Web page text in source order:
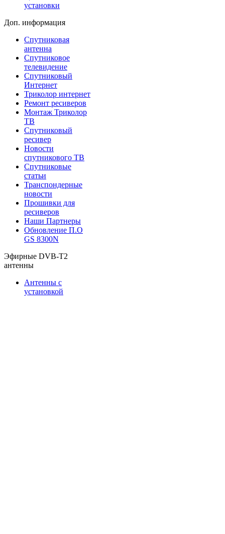
установки
Доп. информация
Спутниковая
антенна
Спутниковое
телевидение
Спутниковый
Интернет
Триколор интернет
Ремонт ресиверов
Монтаж Триколор
ТВ
Спутниковый
ресивер
Новости
спутникового ТВ
Спутниковые
статьи
Транспондерные
новости
Прошивки для
ресиверов
Наши Партнеры
Обновление П.О
GS 8300N
Эфирные DVB-T2
антенны
Антенны с
установкой